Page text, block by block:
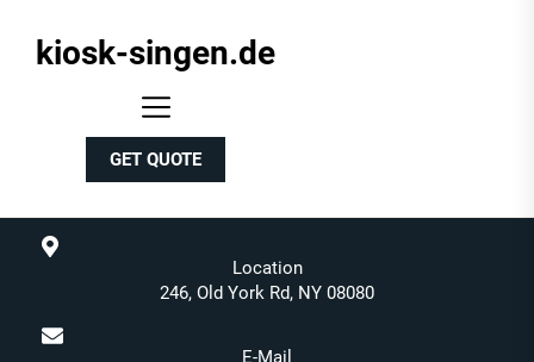
kiosk-
kiosk-singen.de
GET QUOTE
Location
246, Old York Rd, NY 08080
E-Mail